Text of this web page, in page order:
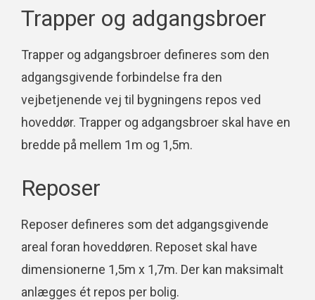
Trapper og adgangsbroer
Trapper og adgangsbroer defineres som den
adgangsgivende forbindelse fra den
vejbetjenende vej til bygningens repos ved
hoveddør. Trapper og adgangsbroer skal have en
bredde på mellem 1m og 1,5m.
Reposer
Reposer defineres som det adgangsgivende
areal foran hoveddøren. Reposet skal have
dimensionerne 1,5m x 1,7m. Der kan maksimalt
anlægges ét repos per bolig.